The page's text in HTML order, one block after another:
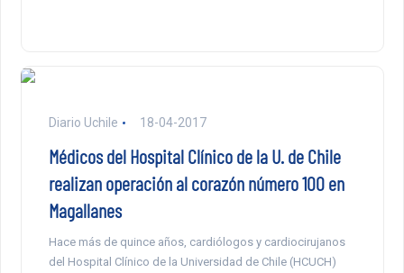
Diario Uchile 18-04-2017
Médicos del Hospital Clínico de la U. de Chile
realizan operación al corazón número 100 en
Magallanes
Hace más de quince años, cardiólogos y cardiocirujanos
del Hospital Clínico de la Universidad de Chile (HCUCH)